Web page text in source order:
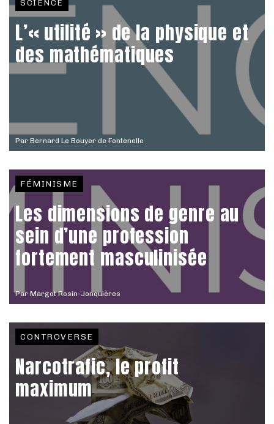
Par Bernard Le Bouyer de Fontenelle
SCIENCE
L’« utilité » de la physique et
des mathématiques
Par Margot Rosin-Jonquières
FÉMINISME
Les dimensions de genre au
sein d’une profession
fortement masculinisée
CONTROVERSE
Narcotrafic, le profit
maximum